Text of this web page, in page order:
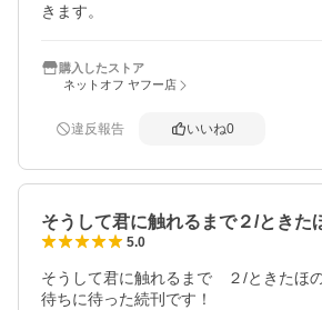
きます。
購入したストア
ネットオフ ヤフー店
違反報告 いいね0
そうして君に触れるまで２/とき
5.0
そうして君に触れるまで　２/ときたほ
待ちに待った続刊です！